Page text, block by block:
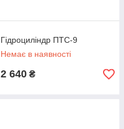
Гідроциліндр ПТС-9
Немає в наявності
2 640 ₴